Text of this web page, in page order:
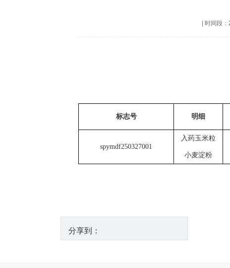
时间段
标志号 明细
spymdf250327001
入药玉米粒
小麦淀粉
分享到：